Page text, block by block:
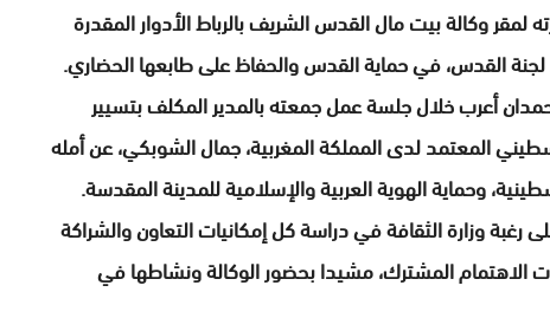
لمقر وكالة بيت مال القدس الشريف بالرباط الأدوار المقدرة
القدس، في حماية القدس والحفاظ على طابعها الحضاري.
أعرب خلال جلسة عمل جمعته بالمدير المكلف بتسيير
المعتمد لدى المملكة المغربية، جمال الشوبكي، عن أمله
وحماية الهوية العربية والإسلامية للمدينة المقدسة.
وزارة الثقافة في دراسة كل إمكانيات التعاون والشراكة
المشترك، مشيدا بحضور الوكالة ونشاطها في